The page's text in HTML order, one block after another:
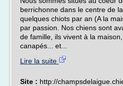
berrichonne dans le centre de
quelques chiots par an (A la
par passion. Nos chiens sont
de famille, ils vivent à la
canapés... et...
Lire la suite
Site : http://